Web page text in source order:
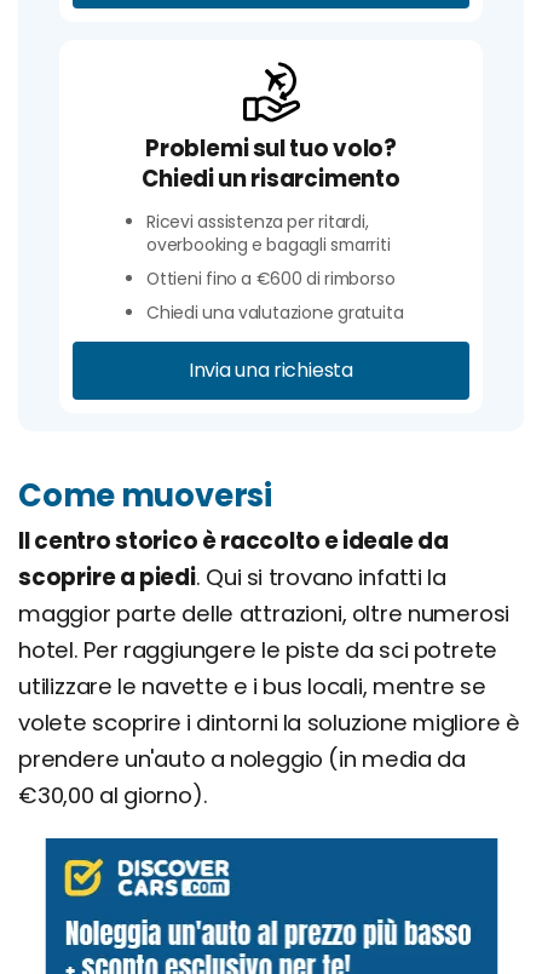
Problemi sul tuo volo?
Chiedi un risarcimento
Ricevi assistenza per ritardi,
overbooking e bagagli smarriti
Ottieni fino a €600 di rimborso
Chiedi una valutazione gratuita
Invia una richiesta
Come muoversi
Il centro storico è raccolto e ideale da
scoprire a piedi. Qui si trovano infatti la
maggior parte delle attrazioni, oltre numerosi
hotel. Per raggiungere le piste da sci potrete
utilizzare le navette e i bus locali, mentre se
volete scoprire i dintorni la soluzione migliore è
prendere un'auto a noleggio (in media da
€30,00 al giorno).